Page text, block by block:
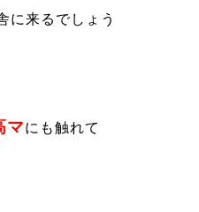
に来るでしょう
マにも触れて